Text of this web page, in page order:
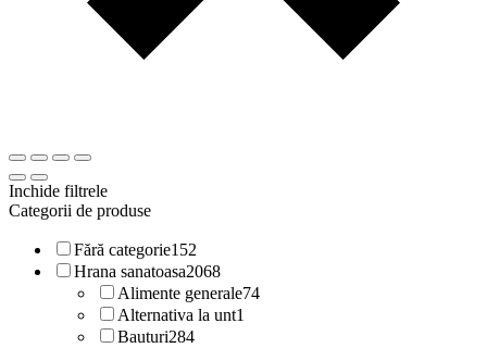
Inchide filtrele
Categorii de produse
Fără categorie152
Hrana sanatoasa2068
Alimente generale74
Alternativa la unt1
Bauturi284